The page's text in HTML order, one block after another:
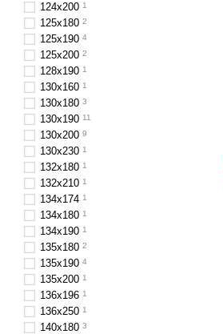
124x200 1
125х180 2
125х190 4
125х200 2
128x190 1
130х160 1
130x180 3
130х190 11
130x200 9
130x230 1
132x180 1
132х210 1
134х174 1
134х180 1
134х190 1
135х180 2
135х190 4
135х200 1
136х196 1
136x250 1
140х180 3